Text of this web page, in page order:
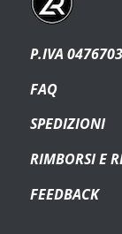
P.IVA
FAQ
SPEDIZIONI
RIMBORSI E
FEEDBACK